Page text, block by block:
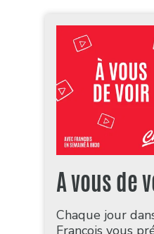
A vous de
Chaque jour
François vous